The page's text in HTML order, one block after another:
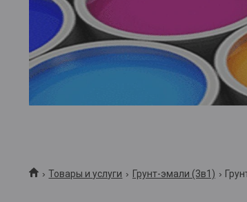
Товары и услуги Грунт-эмали (3в1)